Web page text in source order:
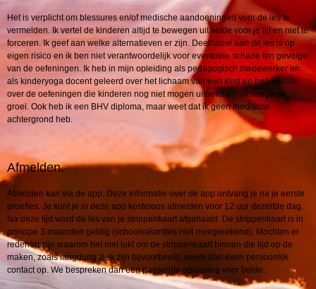
Het is verplicht om blessures en/of medische aandoeningen voor de les te
vermelden. Ik vertel de kinderen altijd te bewegen uit liefde voor je lijf en niet te
forceren. Ik geef aan welke alternatieven er zijn. Deelname aan de les is op
eigen risico en ik ben niet verantwoordelijk voor eventuele schade ten gevolge
van de oefeningen. Ik heb in mijn opleiding als pedagogisch medewerker en
als kinderyoga docent geleerd over het lichaam van een kind en heb kennis
over de oefeningen die kinderen nog niet mogen uitoefenen vanwege de
groei. Ook heb ik een BHV diploma, maar weet dat ik geen medische
achtergrond heb.
Afmelden.
Afmelden kan via de app. Deze informatie over de app ontvang je na je eerste
proefles. Je kunt je in deze app kosteloos afmelden voor 12 uur dezelfde dag.
Na deze tijd word de les van je strippenkaart afgehaald. De strippenkaart is in
principe 3 maanden geldig (schoolvakanties niet meegerekend). Mochten er
redenen zijn waarom het niet lukt om de strippenkaart binnen die tijd op de
maken, zoals langdurig ziek zijn bijvoorbeeld, neem dan even persoonlijk
contact op. We bespreken dan een passende oplossing voor beide.